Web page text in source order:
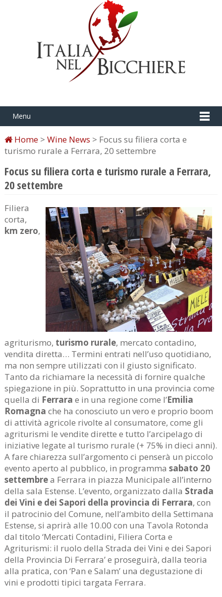
Menu
Home> Wine News > Focus su filiera corta e
turismo rurale a Ferrara, 20 settembre
Focus su filiera corta e turismo rurale a Ferrara,
20 settembre
Filiera
corta,
km zero,
agriturismo, turismo rurale, mercato contadino,
vendita diretta… Termini entrati nell’uso quotidiano,
ma non sempre utilizzati con il giusto significato.
Tanto da richiamare la necessità di fornire qualche
spiegazione in più. Soprattutto in una provincia come
quella di Ferrara e in una regione come l’Emilia
Romagna che ha conosciuto un vero e proprio boom
di attività agricole rivolte al consumatore, come gli
agriturismi le vendite dirette e tutto l’arcipelago di
iniziative legate al turismo rurale (+ 75% in dieci anni).
A fare chiarezza sull’argomento ci penserà un piccolo
evento aperto al pubblico, in programma sabato 20
settembrea Ferrara in piazza Municipale all’interno
della sala Estense. L’evento, organizzato dalla Strada
dei Vini e dei Sapori della provincia di Ferrara, con
il patrocinio del Comune, nell’ambito della Settimana
Estense, si aprirà alle 10.00 con una Tavola Rotonda
dal titolo ‘Mercati Contadini, Filiera Corta e
Agriturismi: il ruolo della Strada dei Vini e dei Sapori
della Provincia Di Ferrara’ e proseguirà, dalla teoria
alla pratica, con ‘Pan e Salam’ una degustazione di
vini e prodotti tipici targata Ferrara.